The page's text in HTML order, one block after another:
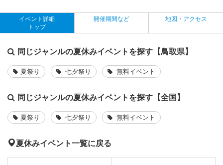
イベント詳細
トップ
開催期間など 地図・アクセス
同じジャンルの夏休みイベントを探す【鳥取県】
夏祭り 七夕祭り 無料イベント
同じジャンルの夏休みイベントを探す【全国】
夏祭り 七夕祭り 無料イベント
夏休みイベント一覧に戻る